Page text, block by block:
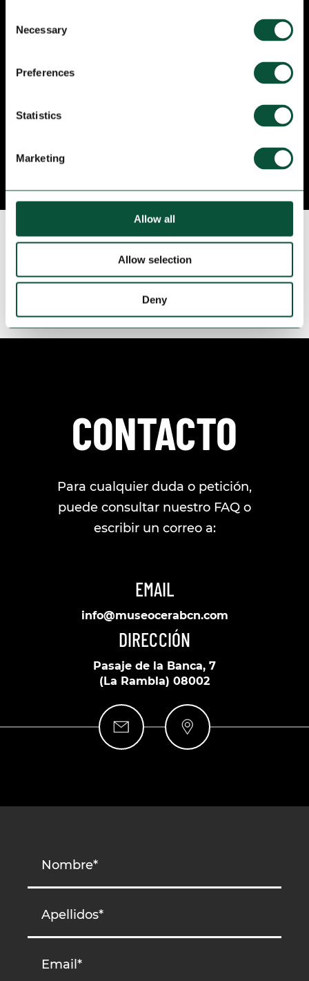
Selection
Necessary
Preferences
Statistics
Marketing
Allow all
Allow selection
Deny
alrededores del Bosc de les Fades son 59, D20,
INFORMACIÓN Y
ATENCIÓN AL CLIENTE
CONTACTO
Para cualquier duda o petición,
puede consultar nuestro FAQ o
escribir un correo a:
EMAIL
info@museocerabcn.com
DIRECCIÓN
Pasaje de la Banca, 7
(La Rambla) 08002